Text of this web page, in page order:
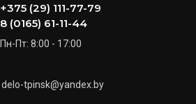
+375 (29) 111-77-79
8 (0165) 61-11-44
Пн-Пт: 8:00 - 17:00
delo-tpinsk@yandex.by